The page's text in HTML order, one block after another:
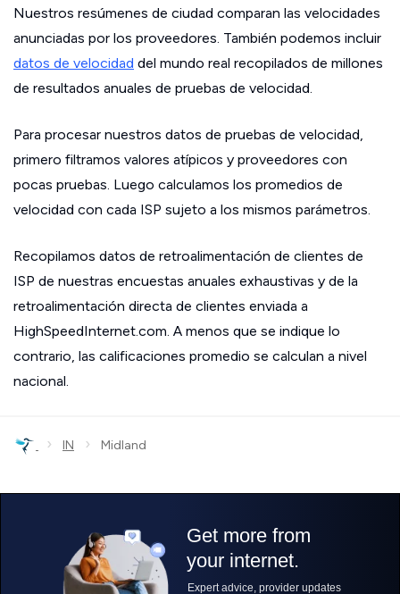
Nuestros resúmenes de ciudad comparan las velocidades
anunciadas por los proveedores. También podemos incluir
datos de velocidad del mundo real recopilados de millones
de resultados anuales de pruebas de velocidad.
Para procesar nuestros datos de pruebas de velocidad,
primero filtramos valores atípicos y proveedores con
pocas pruebas. Luego calculamos los promedios de
velocidad con cada ISP sujeto a los mismos parámetros.
Recopilamos datos de retroalimentación de clientes de
ISP de nuestras encuestas anuales exhaustivas y de la
retroalimentación directa de clientes enviada a
HighSpeedInternet.com. A menos que se indique lo
contrario, las calificaciones promedio se calculan a nivel
nacional.
› IN › Midland